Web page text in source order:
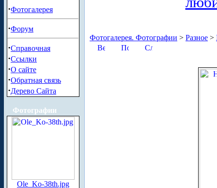
·Фотогалерея
·Форум
·Справочная
·Ссылки
·О сайте
·Обратная связь
·Дерево Сайта
Фотографии
Ole_Ko-38th.jpg
Фотогалерея. Фотографии > Разное >